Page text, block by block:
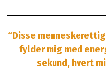
“Disse
fylder mig med
sekund, hvert